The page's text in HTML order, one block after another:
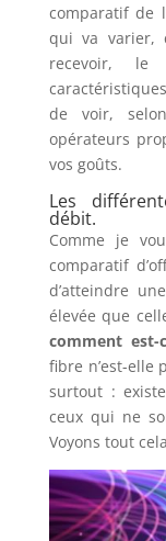
comparatif de
qui va varier,
recevoir,
de voir,
opérateurs
vos goûts.
Les
débit.
Comme je
comparatif
d’atteindre
élevée que
comment est-
fibre n’est-elle
surtout :
ceux qui ne
Voyons tout